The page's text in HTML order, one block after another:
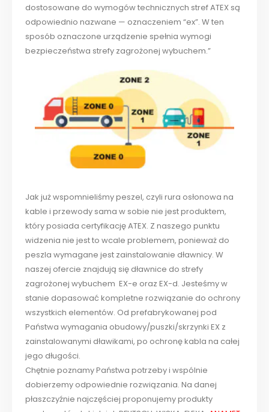
dostosowane do wymogów technicznych stref ATEX są
odpowiednio nazwane — oznaczeniem “ex”. W ten
sposób oznaczone urządzenie spełnia wymogi
bezpieczeństwa strefy zagrożonej wybuchem.”
Jak już wspomnieliśmy peszel, czyli rura osłonowa na
kable i przewody sama w sobie nie jest produktem,
który posiada certyfikację ATEX. Z naszego punktu
widzenia nie jest to wcale problemem, ponieważ do
peszla wymagane jest zainstalowanie dławnicy. W
naszej ofercie znajdują się dławnice do strefy
zagrożonej wybuchem EX-e oraz EX-d. Jesteśmy w
stanie dopasować kompletne rozwiązanie do ochrony
wszystkich elementów. Od prefabrykowanej pod
Państwa wymagania obudowy/puszki/skrzynki EX z
zainstalowanymi dławikami, po ochronę kabla na całej
jego długości.
Chętnie poznamy Państwa potrzeby i wspólnie
dobierzemy odpowiednie rozwiązania. Na danej
płaszczyźnie najczęściej proponujemy produkty